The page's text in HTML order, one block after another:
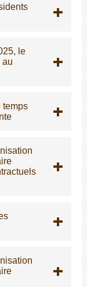
le
au
temps